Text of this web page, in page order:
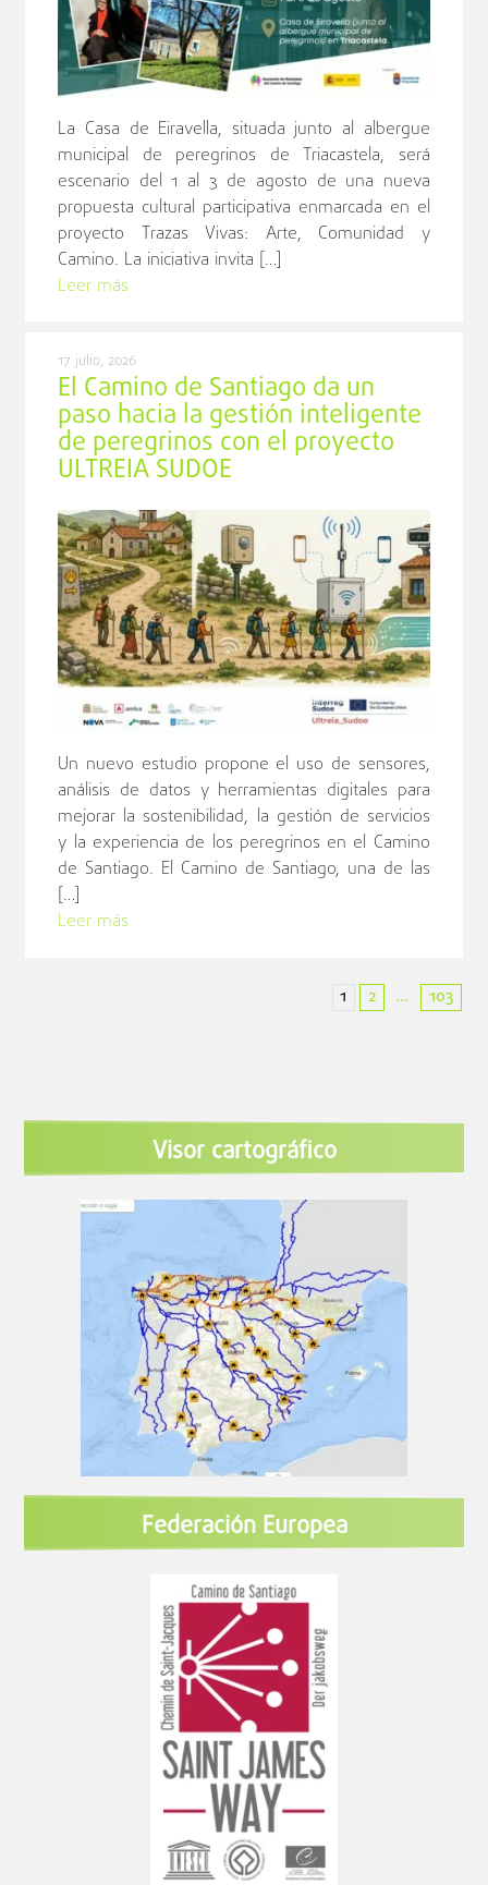
La Casa de Eiravella, situada junto al albergue
municipal de peregrinos de Triacastela, será
escenario del 1 al 3 de agosto de una nueva
propuesta cultural participativa enmarcada en el
proyecto Trazas Vivas: Arte, Comunidad y
Camino. La iniciativa invita […]
Leer más
17 julio, 2026
El Camino de Santiago da un
paso hacia la gestión inteligente
de peregrinos con el proyecto
ULTREIA SUDOE
Un nuevo estudio propone el uso de sensores,
análisis de datos y herramientas digitales para
mejorar la sostenibilidad, la gestión de servicios
y la experiencia de los peregrinos en el Camino
de Santiago. El Camino de Santiago, una de las
[…]
Leer más
1 2 ... 103
Visor cartográfico
Federación Europea